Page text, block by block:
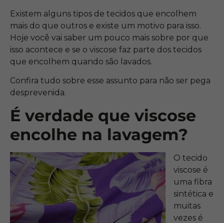
Existem alguns tipos de tecidos que encolhem
mais do que outros e existe um motivo para isso.
Hoje você vai saber um pouco mais sobre por que
isso acontece e se o viscose faz parte dos tecidos
que encolhem quando são lavados.
Confira tudo sobre esse assunto para não ser pega
desprevenida.
É verdade que viscose
encolhe na lavagem?
O tecido
viscose é
uma fibra
sintética e
muitas
vezes é